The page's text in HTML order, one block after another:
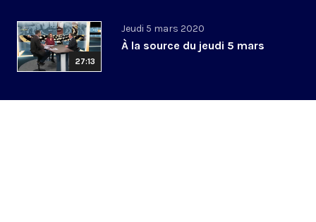
27:13
Jeudi 5 mars 2020
À la source du jeudi 5 mars